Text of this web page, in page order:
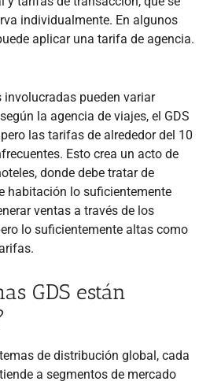
individualmente. En algunos
aplicar una tarifa de agencia.
pueden variar
la agencia de viajes, el GDS
las tarifas de alrededor del 10
Esto crea un acto de
donde debe tratar de
habitación lo suficientemente
ventas a través de los
lo suficientemente altas como
GDS están
de distribución global, cada
a segmentos de mercado